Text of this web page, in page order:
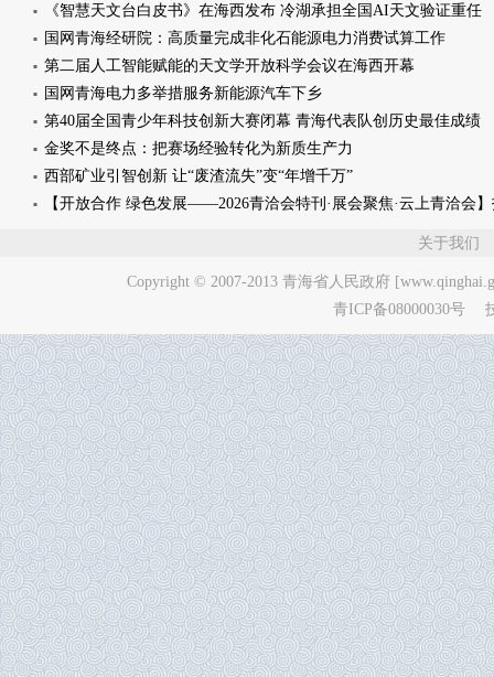
《智慧天文台白皮书》在海西发布 冷湖承担全国AI天文验证重任
国网青海经研院：高质量完成非化石能源电力消费试算工作
第二届人工智能赋能的天文学开放科学会议在海西开幕
国网青海电力多举措服务新能源汽车下乡
第40届全国青少年科技创新大赛闭幕 青海代表队创历史最佳成绩
金奖不是终点：把赛场经验转化为新质生产力
西部矿业引智创新 让“废渣流失”变“年增千万”
关于我们
Copyright © 2007-2013 青海省人民政府
青ICP备08000030号